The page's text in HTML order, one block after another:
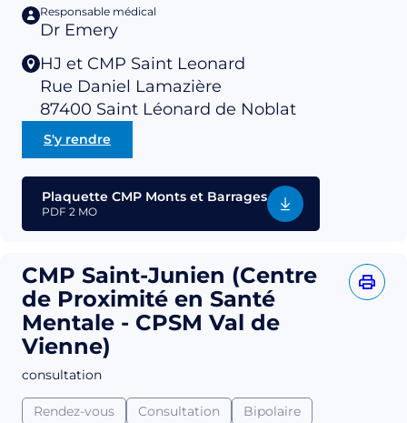
Responsable médical
Dr Emery
HJ et CMP Saint Leonard
Rue Daniel Lamazière
87400 Saint Léonard de Noblat
S'y rendre
Plaquette CMP Monts et Barrages
PDF 2 MO
CMP Saint-Junien (Centre
de Proximité en Santé
Mentale - CPSM Val de
Vienne)
consultation
Rendez-vous Consultation
Bipolaire